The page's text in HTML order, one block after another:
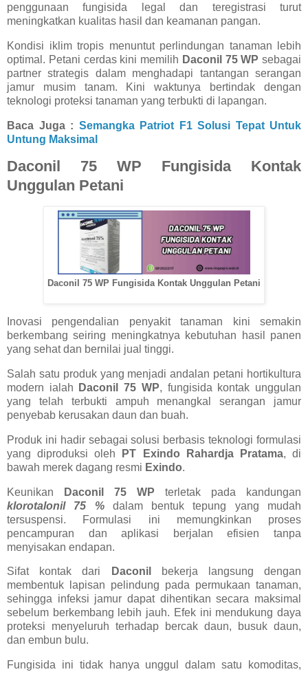
penggunaan fungisida legal dan teregistrasi turut
meningkatkan kualitas hasil dan keamanan pangan.
Kondisi iklim tropis menuntut perlindungan tanaman lebih
optimal. Petani cerdas kini memilih Daconil 75 WP sebagai
partner strategis dalam menghadapi tantangan serangan
jamur musim tanam. Kini waktunya bertindak dengan
teknologi proteksi tanaman yang terbukti di lapangan.
Baca Juga : Semangka Patriot F1 Solusi Tepat Untuk
Untung Maksimal
Daconil 75 WP Fungisida Kontak
Unggulan Petani
Daconil 75 WP Fungisida Kontak Unggulan Petani
Inovasi pengendalian penyakit tanaman kini semakin
berkembang seiring meningkatnya kebutuhan hasil panen
yang sehat dan bernilai jual tinggi.
Salah satu produk yang menjadi andalan petani hortikultura
modern ialah
Daconil 75 WP, fungisida kontak unggulan
yang telah terbukti ampuh menangkal serangan jamur
penyebab kerusakan daun dan buah.
Produk ini hadir sebagai solusi berbasis teknologi formulasi
yang diproduksi oleh
PT Exindo Rahardja Pratama, di
bawah merek dagang resmi Exindo.
Keunikan Daconil 75 WP terletak pada kandungan
klorotalonil 75 %dalam bentuk tepung yang mudah
tersuspensi. Formulasi ini memungkinkan proses
pencampuran dan aplikasi berjalan efisien tanpa
menyisakan endapan.
Sifat kontak dari Daconil
bekerja langsung dengan
membentuk lapisan pelindung pada permukaan tanaman,
sehingga infeksi jamur dapat dihentikan secara maksimal
sebelum berkembang lebih jauh. Efek ini mendukung daya
proteksi menyeluruh terhadap bercak daun, busuk daun,
dan embun bulu.
Fungisida ini tidak hanya unggul dalam satu komoditas,